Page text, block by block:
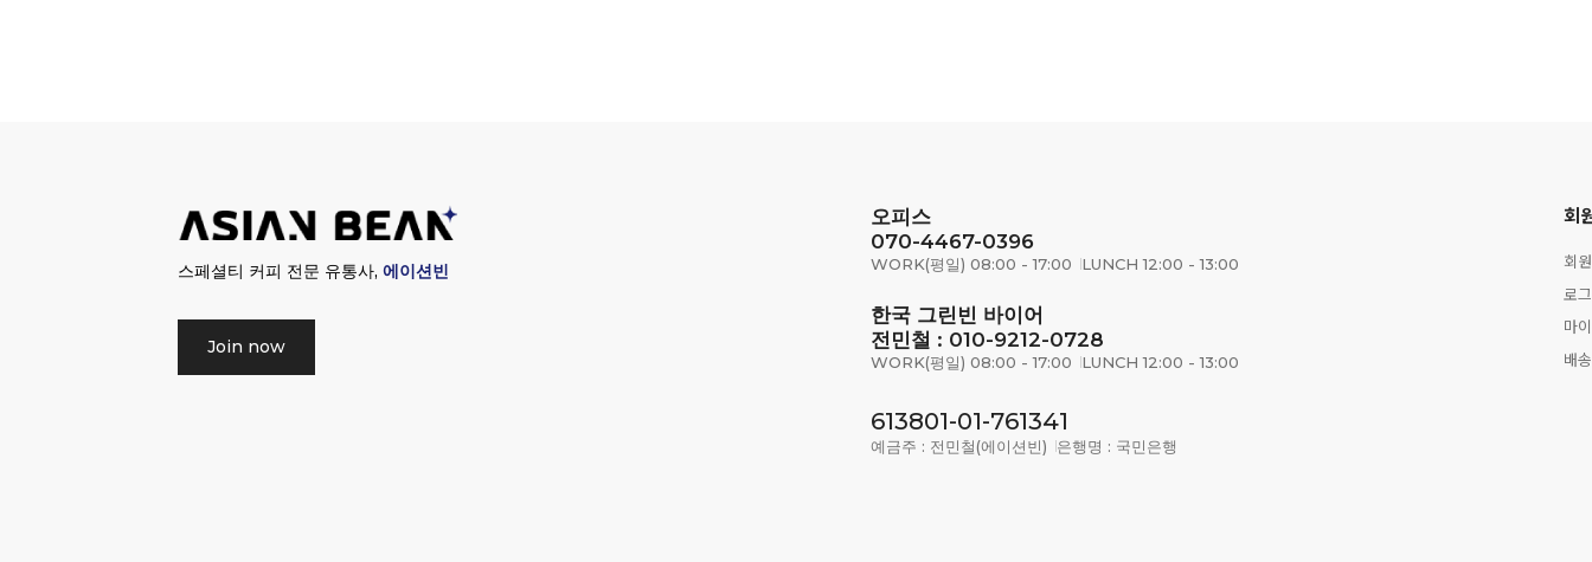
스페셜티 커피 전문 유통사, 에이션빈
Join now
오피스
070-4467-0396
WORK(평일) 08:00 - 17:00 LUNCH 12:00 - 13:00
한국 그린빈 바이어
전민철 : 010-9212-0728
WORK(평일) 08:00 - 17:00 LUNCH 12:00 - 13:00
613801-01-761341
예금주 : 전민철(에이션빈) 은행명 : 국민은행
회
회
로
마
배